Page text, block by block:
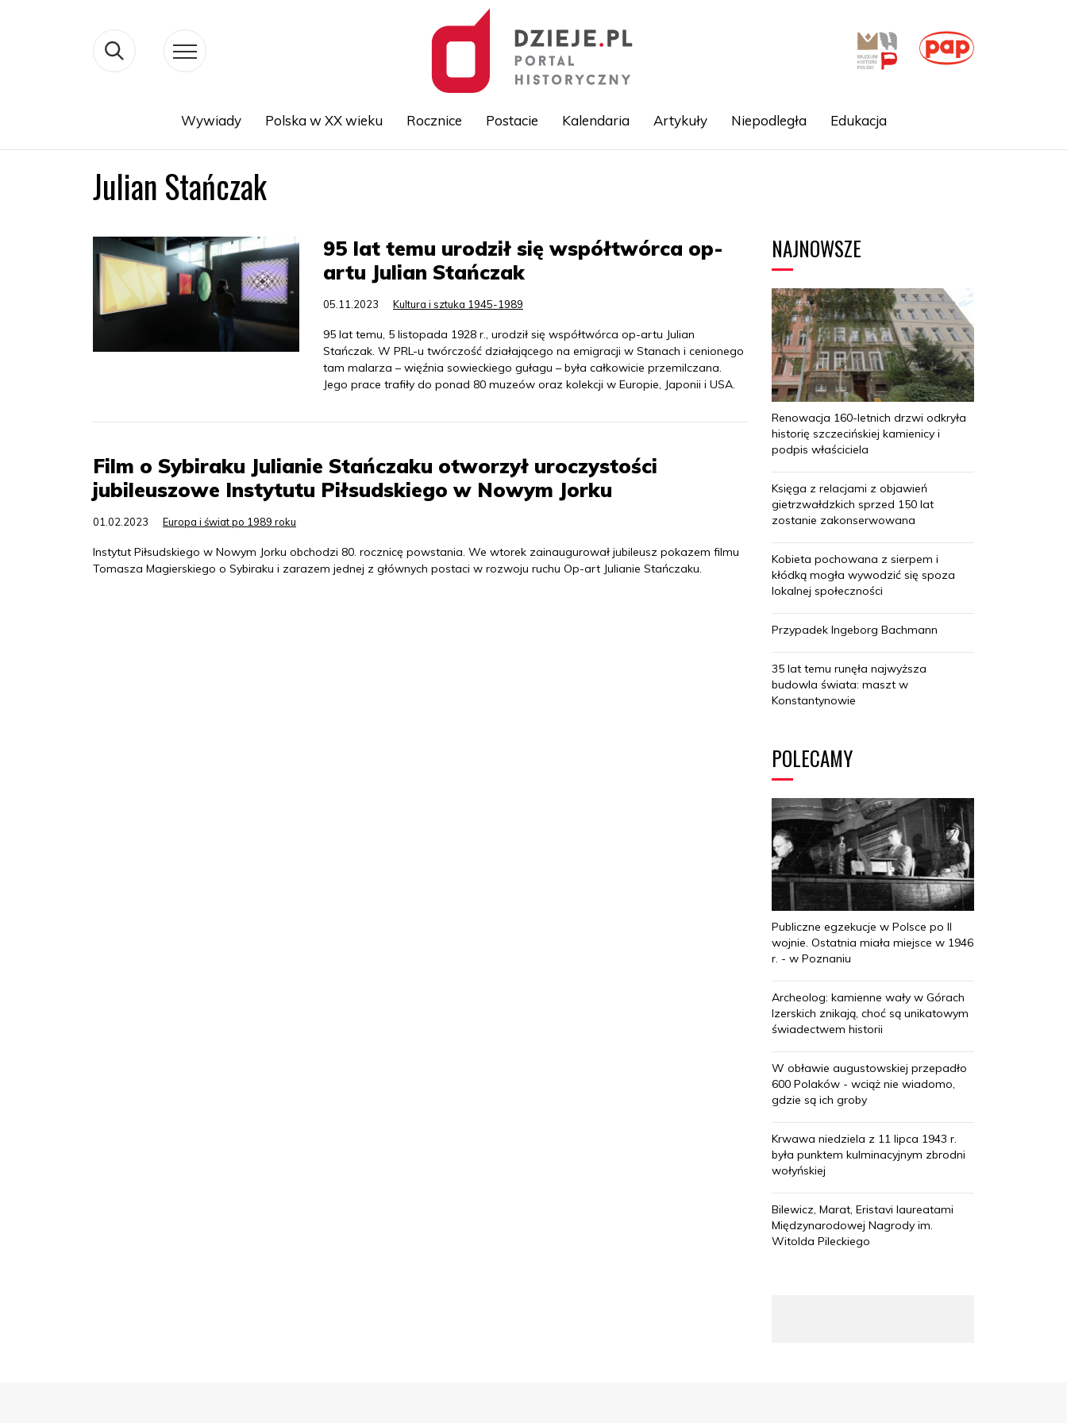
Wywiady Polska w XX wieku Rocznice Postacie Kalendaria Artykuły Niepodległa Edukacja
Julian Stańczak
95 lat temu urodził się współtwórca op-
artu Julian Stańczak
05.11.2023 Kultura i sztuka 1945-1989
95 lat temu, 5 listopada 1928 r., urodził się współtwórca op-artu Julian
Stańczak. W PRL-u twórczość działającego na emigracji w Stanach i cenionego
tam malarza – więźnia sowieckiego gułagu – była całkowicie przemilczana.
Jego prace trafiły do ponad 80 muzeów oraz kolekcji w Europie, Japonii i USA.
Film o Sybiraku Julianie Stańczaku otworzył uroczystości
jubileuszowe Instytutu Piłsudskiego w Nowym Jorku
01.02.2023 Europa i świat po 1989 roku
Instytut Piłsudskiego w Nowym Jorku obchodzi 80. rocznicę powstania. We wtorek zainaugurował jubileusz pokazem filmu
Tomasza Magierskiego o Sybiraku i zarazem jednej z głównych postaci w rozwoju ruchu Op-art Julianie Stańczaku.
NAJNOWSZE
Renowacja 160-letnich drzwi odkryła
historię szczecińskiej kamienicy i
podpis właściciela
Księga z relacjami z objawień
gietrzwałdzkich sprzed 150 lat
zostanie zakonserwowana
Kobieta pochowana z sierpem i
kłódką mogła wywodzić się spoza
lokalnej społeczności
Przypadek Ingeborg Bachmann
35 lat temu runęła najwyższa
budowla świata: maszt w
Konstantynowie
POLECAMY
Publiczne egzekucje w Polsce po II
wojnie. Ostatnia miała miejsce w 1946
r. - w Poznaniu
Archeolog: kamienne wały w Górach
Izerskich znikają, choć są unikatowym
świadectwem historii
W obławie augustowskiej przepadło
600 Polaków - wciąż nie wiadomo,
gdzie są ich groby
Krwawa niedziela z 11 lipca 1943 r.
była punktem kulminacyjnym zbrodni
wołyńskiej
Bilewicz, Marat, Eristavi laureatami
Międzynarodowej Nagrody im.
Witolda Pileckiego